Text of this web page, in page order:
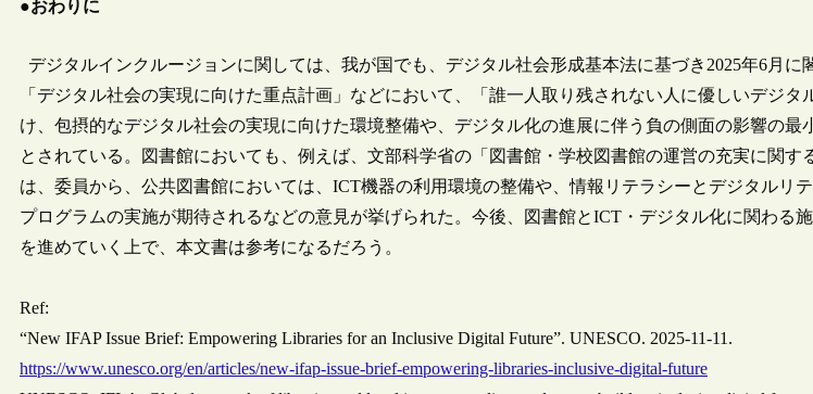
●おわりに
デジタルインクルージョンに関しては、我が国でも、デジタル社会形成基本法に基づき2025年6月に
「デジタル社会の実現に向けた重点計画」などにおいて、「誰一人取り残されない人に優しいデジタ
け、包摂的なデジタル社会の実現に向けた環境整備や、デジタル化の進展に伴う負の側面の影響の最
とされている。図書館においても、例えば、文部科学省の「図書館・学校図書館の運営の充実に関す
は、委員から、公共図書館においては、ICT機器の利用環境の整備や、情報リテラシーとデジタルリ
プログラムの実施が期待されるなどの意見が挙げられた。今後、図書館とICT・デジタル化に関わる
を進めていく上で、本文書は参考になるだろう。
Ref:
“New IFAP Issue Brief: Empowering Libraries for an Inclusive Digital Future”. UNESCO. 2025-11-11.
https://www.unesco.org/en/articles/new-ifap-issue-brief-empowering-libraries-inclusive-digital-future